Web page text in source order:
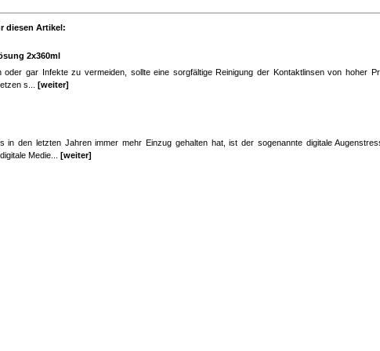
diesen Artikel:
2x360ml
oder gar Infekte zu vermeiden, sollte eine sorgfältige Reinigung der Kontaktlinsen von hoher
s... [weiter]
in den letzten Jahren immer mehr Einzug gehalten hat, ist der sogenannte digitale
Medie... [weiter]